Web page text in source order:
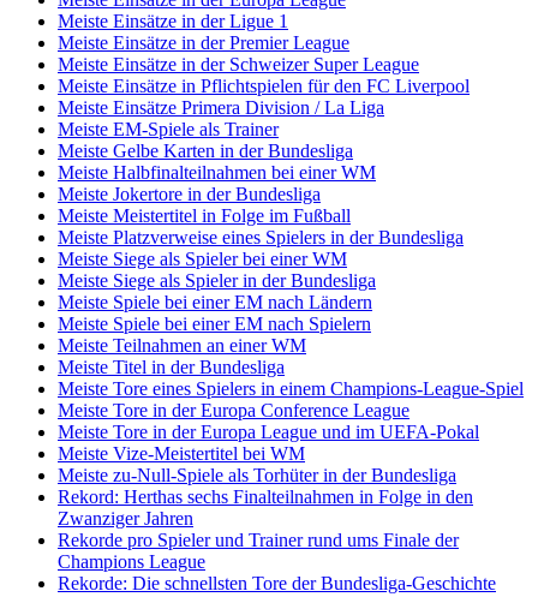
Meiste Einsätze in der Ligue 1
Meiste Einsätze in der Premier League
Meiste Einsätze in der Schweizer Super League
Meiste Einsätze in Pflichtspielen für den FC Liverpool
Meiste Einsätze Primera Division / La Liga
Meiste EM-Spiele als Trainer
Meiste Gelbe Karten in der Bundesliga
Meiste Halbfinalteilnahmen bei einer WM
Meiste Jokertore in der Bundesliga
Meiste Meistertitel in Folge im Fußball
Meiste Platzverweise eines Spielers in der Bundesliga
Meiste Siege als Spieler bei einer WM
Meiste Siege als Spieler in der Bundesliga
Meiste Spiele bei einer EM nach Ländern
Meiste Spiele bei einer EM nach Spielern
Meiste Teilnahmen an einer WM
Meiste Titel in der Bundesliga
Meiste Tore eines Spielers in einem Champions-League-Spiel
Meiste Tore in der Europa Conference League
Meiste Tore in der Europa League und im UEFA-Pokal
Meiste Vize-Meistertitel bei WM
Meiste zu-Null-Spiele als Torhüter in der Bundesliga
Rekord: Herthas sechs Finalteilnahmen in Folge in den
Zwanziger Jahren
Rekorde pro Spieler und Trainer rund ums Finale der
Champions League
Rekorde: Die schnellsten Tore der Bundesliga-Geschichte